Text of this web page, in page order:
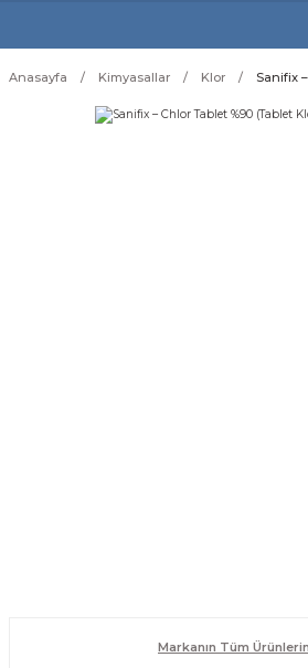
Anasayfa Kimyasallar Klor Sanifix
Markanın Tüm